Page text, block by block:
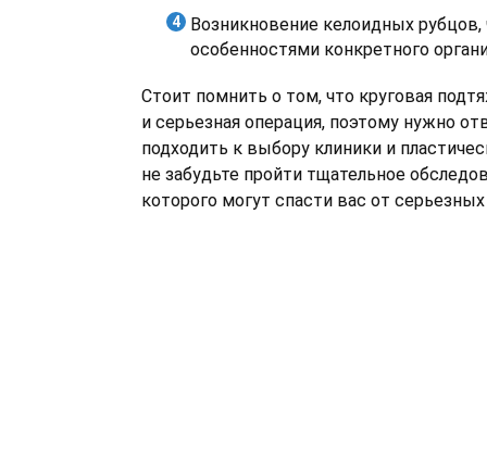
Возникновение келоидных рубцов,
особенностями конкретного
Стоит помнить о том, что круговая
и серьезная операция, поэтому нужно
подходить к выбору клиники и
не забудьте пройти тщательное
которого могут спасти вас от